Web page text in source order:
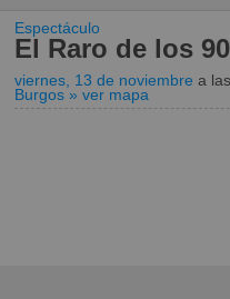
Espectáculo
El Raro de los 90
viernes, 13 de noviembre a
Burgos » ver mapa